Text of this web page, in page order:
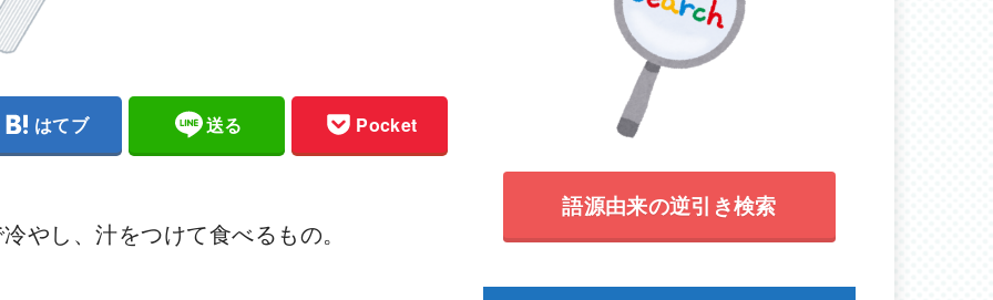
はてブ 送る Pocket
やし、汁をつけて食べるもの。
語源由来の逆引き検索